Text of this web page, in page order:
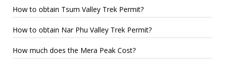
How to obtain Tsum Valley Trek Permit?
How to obtain Nar Phu Valley Trek Permit?
How much does the Mera Peak Cost?